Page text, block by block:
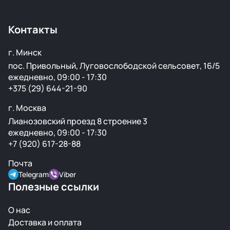
Контакты
г. Минск
пос. Привольный, Луговослободской сельсовет, 16/5
ежедневно, 09:00 - 17:30
+375 (29) 644-21-90
г. Москва
Лианозовский проезд 8 строение 3
ежедневно, 09:00 - 17:30
+7 (920) 617-28-88
Почта
Telegram Viber
Полезные ссылки
О нас
Доставка и оплата